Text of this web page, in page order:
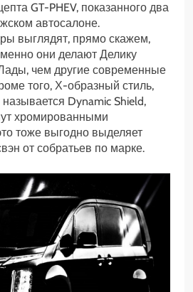
GT-PHEV, показанного два
автосалоне.
выглядят, прямо скажем,
они делают Делику
чем другие современные
того, Х-образный стиль,
Dynamic Shield,
хромированными
тоже выгодно выделяет
от собратьев по марке.